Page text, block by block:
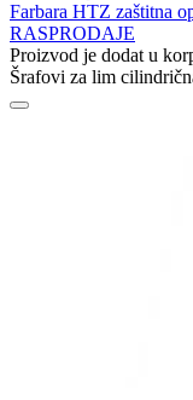
Farbara HTZ zaštitna
RASPRODAJE
Proizvod je dodat u
Šrafovi za lim